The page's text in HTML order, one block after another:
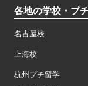
各地の学校・プ
名古屋校
上海校
杭州プチ留学